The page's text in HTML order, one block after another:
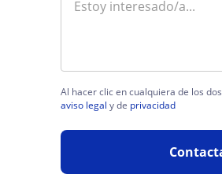
Al hacer clic en cualquiera de los
aviso legal y de privacidad